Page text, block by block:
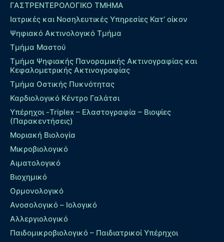
ΓΑΣΤΡΕΝΤΕΡΟΛΟΓΙΚΟ ΤΜΗΜΑ
Ιατρικές και Νοσηλευτικές Υπηρεσίες Κατ’ οίκον
Ψηφιακό Ακτινολογικό Τμήμα
Τμήμα Μαστού
Τμήμα Ψηφιακής Πανοραμικής Ακτινογραφίας και
Κεφαλομετρικής Ακτινογραφίας
Τμήμα Οστικής Πυκνότητας
Καρδιολογικό Κέντρο Γαλάτσι
Υπέρηχοι -Triplex – Eλαστογραφία – Βιοψίες
(Παρακεντήσεις)
Μοριακή Βιολογία
Μικροβιολογικό
Αιματολογικό
Βιοχημικό
Ορμονολογικό
Ανοσολογικό – Ιολογικό
Αλλεργιολογικό
Παιδομικροβιολογικό – Παιδιατρικοί Υπέρηχοι